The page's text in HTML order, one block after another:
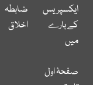
ایکسپریس
کے بارے
میں
ضابطہ
اخلاق
صفحۂ اول